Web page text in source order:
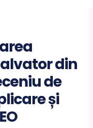
din
de
și